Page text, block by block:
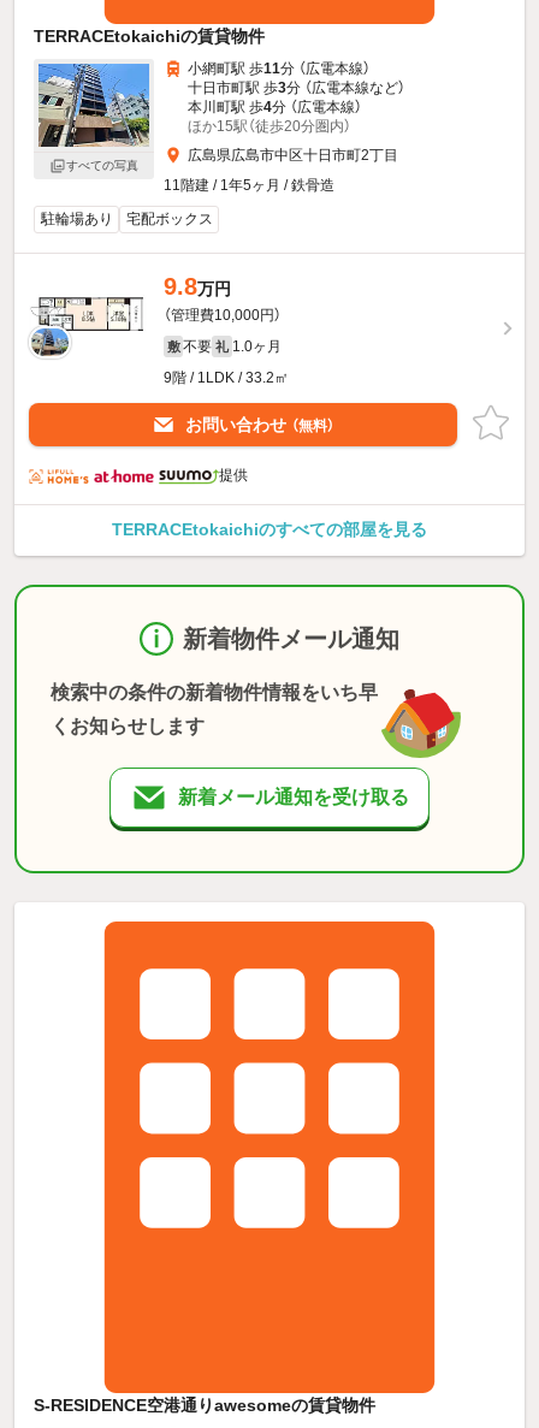
TERRACEtokaichiの賃貸物件
すべての写真
小網町駅 歩11分 （広電本線）
十日市町駅 歩3分 （広電本線など）
本川町駅 歩4分 （広電本線）
ほか15駅（徒歩20分圏内）
広島県広島市中区十日市町2丁目
11階建 / 1年5ヶ月 / 鉄骨造
駐輪場あり
宅配ボックス
9.8万円
（管理費10,000円）
敷 不要 礼 1.0ヶ月
9階 / 1LDK / 33.2㎡
お問い合わせ （無料）
提供
TERRACEtokaichiのすべての部屋を見る
新着物件メール通知
検索中の条件の新着物件情報をいち早
くお知らせします
新着メール通知を受け取る
S-RESIDENCE空港通りawesomeの賃貸物件